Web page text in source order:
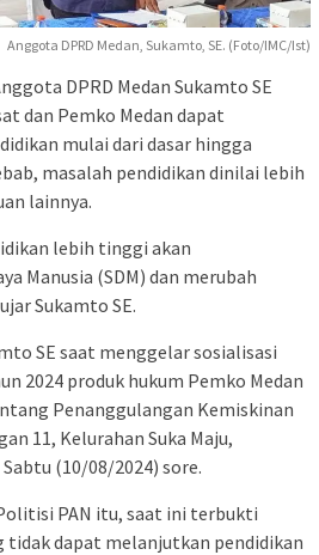
Anggota DPRD Medan, Sukamto, SE. (Foto/IMC/Ist)
DPRD Medan Sukamto SE
dan Pemko Medan dapat
mulai dari dasar hingga
masalah pendidikan dinilai lebih
lainnya.
lebih tinggi akan
Manusia (SDM) dan merubah
Sukamto SE.
SE saat menggelar sosialisasi
2024 produk hukum Pemko Medan
Penanggulangan Kemiskinan
11, Kelurahan Suka Maju,
(10/08/2024) sore.
PAN itu, saat ini terbukti
tidak dapat melanjutkan pendidikan